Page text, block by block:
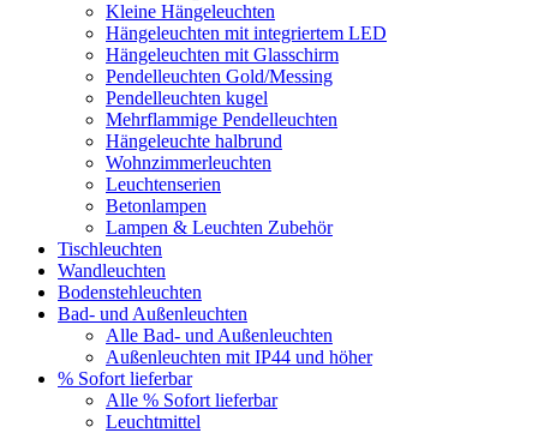
Kleine Hängeleuchten
Hängeleuchten mit integriertem LED
Hängeleuchten mit Glasschirm
Pendelleuchten Gold/Messing
Pendelleuchten kugel
Mehrflammige Pendelleuchten
Hängeleuchte halbrund
Wohnzimmerleuchten
Leuchtenserien
Betonlampen
Lampen & Leuchten Zubehör
Tischleuchten
Wandleuchten
Bodenstehleuchten
Bad- und Außenleuchten
Alle Bad- und Außenleuchten
Außenleuchten mit IP44 und höher
% Sofort lieferbar
Alle % Sofort lieferbar
Leuchtmittel